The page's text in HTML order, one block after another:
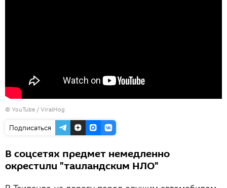
© YouTube / ViralHog
Подписаться
В соцсетях предмет немедленно
окрестили "таиландским НЛО"